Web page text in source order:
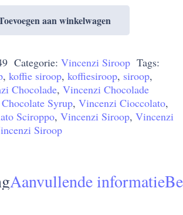
aan winkelwagen
Categorie:Vincenzi Siroop Tags:
,koffie siroop,koffiesiroop, siroop,
Chocolade,Vincenzi Chocolade
Syrup,Vincenzi Cioccolato,
Sciroppo,Vincenzi Siroop,Vincenzi
Siroop
Aanvullende informatie